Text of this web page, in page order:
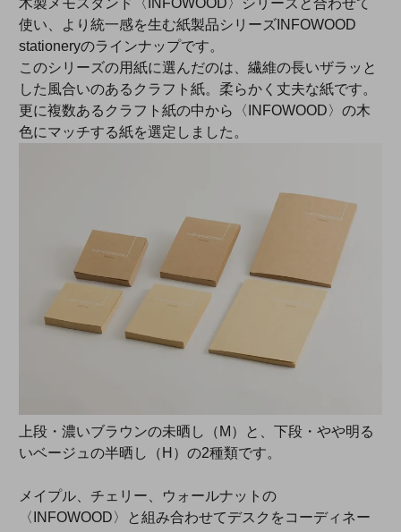
使い、より統一感を生む紙製品シリーズINFOWOOD
stationeryのラインナップです。
このシリーズの用紙に選んだのは、繊維の長いザラッと
した風合いのあるクラフト紙。柔らかく丈夫な紙です。
更に複数あるクラフト紙の中から〈INFOWOOD〉の木
色にマッチする紙を選定しました。
上段・濃いブラウンの未晒し（M）と、下段・やや明る
いベージュの半晒し（H）の2種類です。
メイプル、チェリー、ウォールナットの
〈INFOWOOD〉と組み合わせてデスクをコーディネー